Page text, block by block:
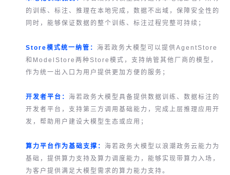
的训练、标注、推理在本地完成，数据不出域，保障安全性的
同时，能够保证数据的整个训练、标注过程完整可持续；
Store模式统一纳管： 海若政务大模型可以提供AgentStore
和ModelStore两种Store模式，支持纳管其他厂商的模型，
作为统一出入口为用户提供更加方便的服务；
开发者平台： 海若政务大模型具备提供数据训练、数据标注的
开发者平台，支持第三方调用基础能力，完成上层推理应用开
发，帮助用户建设大模型生态或应用；
算力平台作为基础支撑： 海若政务大模型以浪潮政务云能力为
基础，提供算力支持及算力调度能力，能够实现带算力入场，
为客户提供满足大模型需求的算力能力支持。